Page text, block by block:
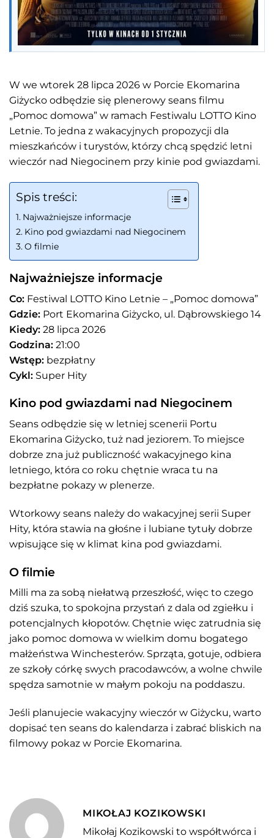
W we wtorek 28 lipca 2026 w Porcie Ekomarina
Giżycko odbędzie się plenerowy seans filmu
„Pomoc domowa” w ramach Festiwalu LOTTO Kino
Letnie. To jedna z wakacyjnych propozycji dla
mieszkańców i turystów, którzy chcą spędzić letni
wieczór nad Niegocinem przy kinie pod gwiazdami.
Spis treści:
Najważniejsze informacje
Kino pod gwiazdami nad Niegocinem
O filmie
Najważniejsze informacje
Co: Festiwal LOTTO Kino Letnie – „Pomoc domowa”
Gdzie: Port Ekomarina Giżycko, ul. Dąbrowskiego 14
Kiedy: 28 lipca 2026
Godzina: 21:00
Wstęp: bezpłatny
Cykl: Super Hity
Kino pod gwiazdami nad Niegocinem
Seans odbędzie się w letniej scenerii Portu
Ekomarina Giżycko, tuż nad jeziorem. To miejsce
dobrze zna już publiczność wakacyjnego kina
letniego, która co roku chętnie wraca tu na
bezpłatne pokazy w plenerze.
Wtorkowy seans należy do wakacyjnej serii Super
Hity, która stawia na głośne i lubiane tytuły dobrze
wpisujące się w klimat kina pod gwiazdami.
O filmie
Milli ma za sobą niełatwą przeszłość, więc to czego
dziś szuka, to spokojna przystań z dala od zgiełku i
potencjalnych kłopotów. Chętnie więc zatrudnia się
jako pomoc domowa w wielkim domu bogatego
małżeństwa Winchesterów. Sprząta, gotuje, odbiera
ze szkoły córkę swych pracodawców, a wolne chwile
spędza samotnie w małym pokoju na poddaszu.
Jeśli planujecie wakacyjny wieczór w Giżycku, warto
dopisać ten seans do kalendarza i zabrać bliskich na
filmowy pokaz w Porcie Ekomarina.
MIKOŁAJ KOZIKOWSKI
Mikołaj Kozikowski to współtwórca i